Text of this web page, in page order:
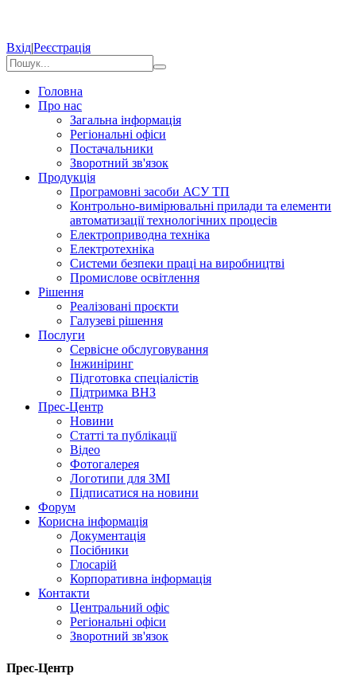
Вхід|Реєстрація
Головна
Про нас
Загальна інформація
Регіональні офіси
Постачальники
Зворотний зв'язок
Продукція
Програмовні засоби АСУ ТП
Контрольно-вимірювальні прилади та елементи
автоматизації технологічних процесів
Електроприводна техніка
Електротехніка
Системи безпеки праці на виробництві
Промислове освітлення
Рішення
Реалізовані проєкти
Галузеві рішення
Послуги
Сервісне обслуговування
Інжиніринг
Підготовка спеціалістів
Підтримка ВНЗ
Прес-Центр
Новини
Статті та публікації
Відео
Фотогалерея
Логотипи для ЗМІ
Підписатися на новини
Форум
Корисна інформація
Документація
Посібники
Глосарій
Корпоративна інформація
Контакти
Центральний офіс
Регіональні офіси
Зворотний зв'язок
Прес-Центр